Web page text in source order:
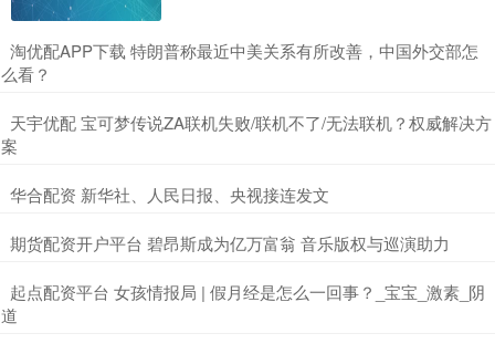
​淘优配APP下载 特朗普称最近中美关系有所改善，中国外交部怎
么看？
​天宇优配 宝可梦传说ZA联机失败/联机不了/无法联机？权威解决方
案
​华合配资 新华社、人民日报、央视接连发文
​期货配资开户平台 碧昂斯成为亿万富翁 音乐版权与巡演助力
​起点配资平台 女孩情报局 | 假月经是怎么一回事？_宝宝_激素_阴
道